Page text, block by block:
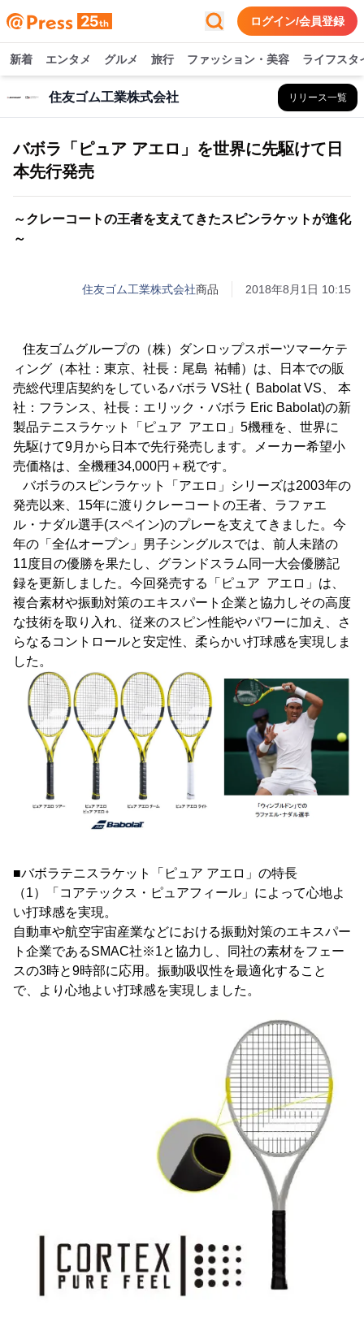
ログイン/会員登録
新着 エンタメ グルメ 旅行 ファッション・美容 ライフスタ
住友ゴム工業株式会社 リリース一覧
バボラ「ピュア アエロ」を世界に先駆けて日
本先行発売
～クレーコートの王者を支えてきたスピンラケットが進化
～
住友ゴム工業株式会社商品 2018年8月1日 10:15
住友ゴムグループの（株）ダンロップスポーツマーケテ
ィング（本社：東京、社長：尾島 祐輔）は、日本での販
売総代理店契約をしているバボラ VS社 ( Babolat VS、 本
社：フランス、社長：エリック・バボラ Eric Babolat)の新
製品テニスラケット「ピュア アエロ」5機種を、世界に
先駆けて9月から日本で先行発売します。メーカー希望小
売価格は、全機種34,000円＋税です。
バボラのスピンラケット「アエロ」シリーズは2003年の
発売以来、15年に渡りクレーコートの王者、ラファエ
ル・ナダル選手(スペイン)のプレーを支えてきました。今
年の「全仏オープン」男子シングルスでは、前人未踏の
11度目の優勝を果たし、グランドスラム同一大会優勝記
録を更新しました。今回発売する「ピュア アエロ」は、
複合素材や振動対策のエキスパート企業と協力しその高度
な技術を取り入れ、従来のスピン性能やパワーに加え、さ
らなるコントロールと安定性、柔らかい打球感を実現しま
した。
■バボラテニスラケット「ピュア アエロ」の特長
（1）「コアテックス・ピュアフィール」によって心地よ
い打球感を実現。
自動車や航空宇宙産業などにおける振動対策のエキスパー
ト企業であるSMAC社※1と協力し、同社の素材をフェー
スの3時と9時部に応用。振動吸収性を最適化すること
で、より心地よい打球感を実現しました。